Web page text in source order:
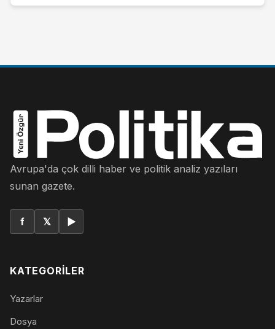
Avrupa'da çok dilli haber ve politik analiz yazıları
sunan gazete.
f 𝕏 ▶
KATEGORILER
Yazarlar
Dosya